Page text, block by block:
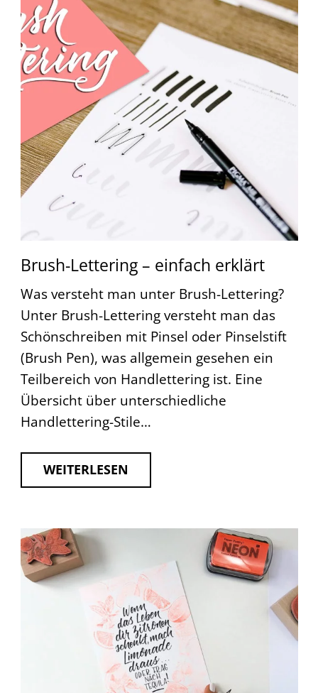
Brush-Lettering – einfach erklärt
Was versteht man unter Brush-Lettering?
Unter Brush-Lettering versteht man das
Schönschreiben mit Pinsel oder Pinselstift
(Brush Pen), was allgemein gesehen ein
Teilbereich von Handlettering ist. Eine
Übersicht über unterschiedliche
Handlettering-Stile…
WEITERLESEN